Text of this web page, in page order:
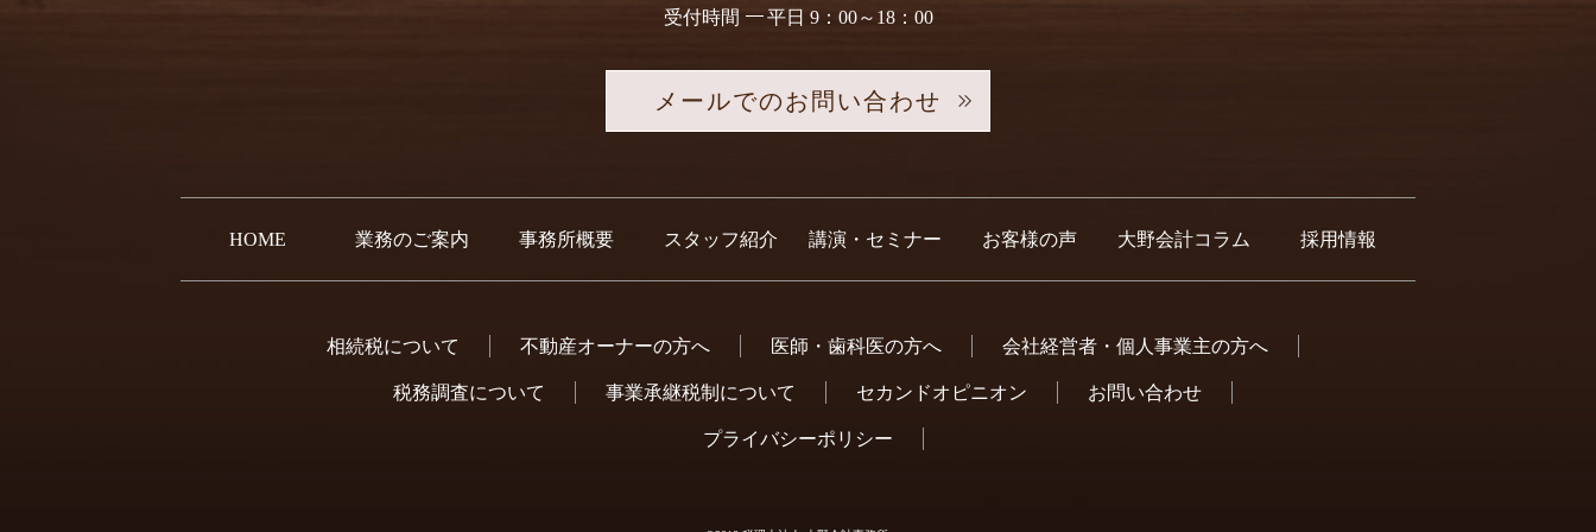
受付時間 平日 9：00～18：00
メールでのお問い合わせ
HOME 業務のご案内 事務所概要 スタッフ紹介 講演・セミナー お客様の声 大野会計コラム 採用情報
相続税について 不動産オーナーの方へ 医師・歯科医の方へ 会社経営者・個人事業主の方へ
税務調査について 事業承継税制について セカンドオピニオン お問い合わせ
プライバシーポリシー